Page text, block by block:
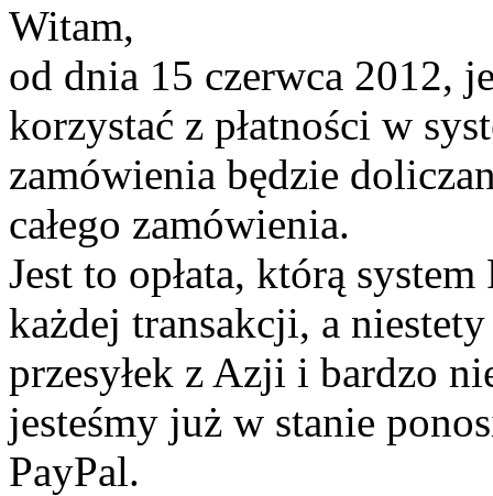
Witam,
od dnia 15 czerwca 2012,
korzystać z płatności w
zamówienia będzie
całego zamówienia.
Jest to opłata, którą
każdej transakcji, a
przesyłek z Azji i bardzo
jesteśmy już w stanie
PayPal.